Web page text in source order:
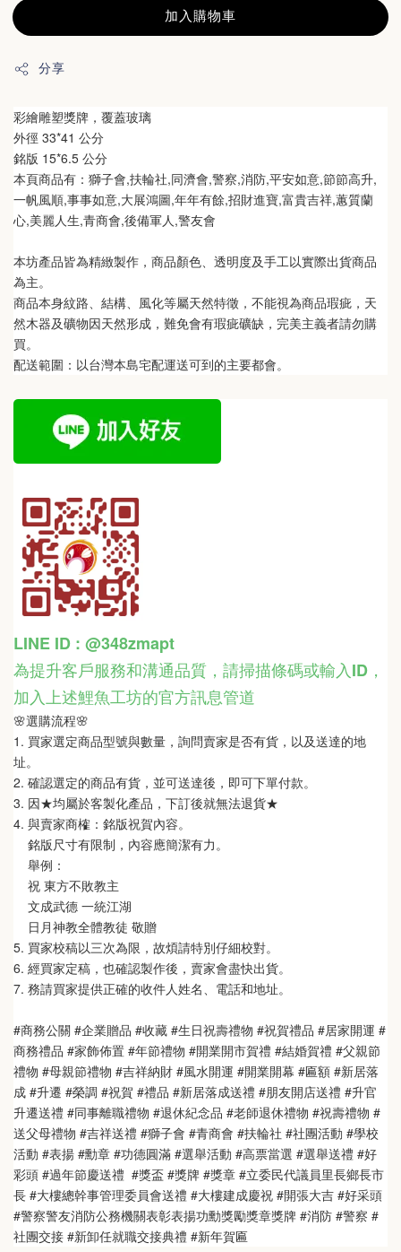
加入購物車
分享
彩繪雕塑獎牌，覆蓋玻璃
外徑 33*41 公分
銘版 15*6.5 公分
本頁商品有：獅子會,扶輪社,同濟會,警察,消防,平安如意,節節高升,
一帆風順,事事如意,大展鴻圖,年年有餘,招財進寶,富貴吉祥,蕙質蘭
心,美麗人生,青商會,後備軍人,警友會
本坊產品皆為精緻製作，商品顏色、透明度及手工以實際出貨商品
為主。
商品本身紋路、結構、風化等屬天然特徵，不能視為商品瑕疵，天
然木器及礦物因天然形成，難免會有瑕疵礦缺，完美主義者請勿購
買。
配送範圍：以台灣本島宅配運送可到的主要都會。
LINE ID : @348zmapt
為提升客戶服務和溝通品質，請掃描條碼或輸入ID ，
加入上述鯉魚工坊的官方訊息管道
🌸選購流程🌸
1. 買家選定商品型號與數量，詢問賣家是否有貨，以及送達的地
址。
2. 確認選定的商品有貨，並可送達後，即可下單付款。
3. 因★均屬於客製化產品，下訂後就無法退貨★
4. 與賣家商榷：銘版祝賀內容。
銘版尺寸有限制，內容應簡潔有力。
舉例：
祝 東方不敗教主
文成武德 一統江湖
日月神教全體教徒 敬贈
5. 買家校稿以三次為限，故煩請特別仔細校對。
6. 經買家定稿，也確認製作後，賣家會盡快出貨。
7. 務請買家提供正確的收件人姓名、電話和地址。
#商務公關 #企業贈品 #收藏 #生日祝壽禮物 #祝賀禮品 #居家開運 #
商務禮品 #家飾佈置 #年節禮物 #開業開市賀禮 #結婚賀禮 #父親節
禮物 #母親節禮物 #吉祥納財 #風水開運 #開業開幕 #匾額 #新居落
成 #升遷 #榮調 #祝賀 #禮品 #新居落成送禮 #朋友開店送禮 #升官
升遷送禮 #同事離職禮物 #退休紀念品 #老師退休禮物 #祝壽禮物 #
送父母禮物 #吉祥送禮 #獅子會 #青商會 #扶輪社 #社團活動 #學校
活動 #表揚 #勳章 #功德圓滿 #選舉活動 #高票當選 #選舉送禮 #好
彩頭 #過年節慶送禮  #獎盃 #獎牌 #獎章 #立委民代議員里長鄉長市
長 #大樓總幹事管理委員會送禮 #大樓建成慶祝 #開張大吉 #好采頭
#警察警友消防公務機關表彰表揚功勳獎勵獎章獎牌 #消防 #警察 #
社團交接 #新卸任就職交接典禮 #新年賀匾